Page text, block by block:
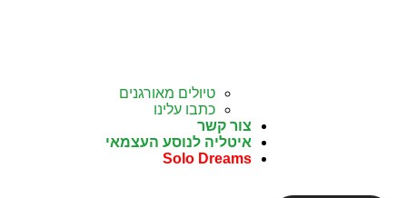
טיולים מאורגנים
כתבו עלינו
צור קשר
איטליה לנוסע העצמאי
Solo Dreams